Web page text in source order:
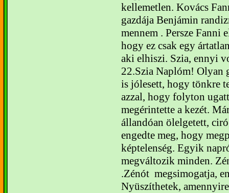
kellemetlen. Kovács
gazdája Benjámin
mennem . Persze Fanni
hogy ez csak egy
aki elhiszi. Szia, ennyi
22.Szia Naplóm! Olyan
is jólesett, hogy tönkre
azzal, hogy folyton
megérintette a kezét.
llandóan ölelgetett,
engedte meg, hogy
képtelenség. Egyik
megváltozik minden.
.Zénót megsimogatja,
Nyüszíthetek,